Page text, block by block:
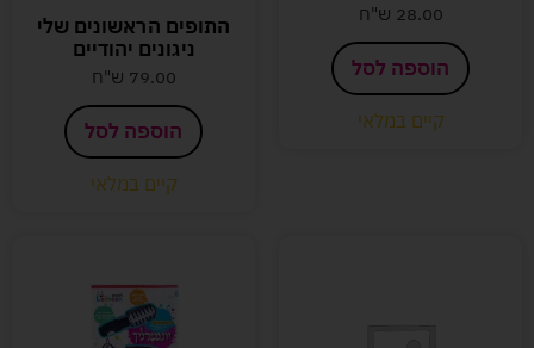
28.00 ש"ח
הוספה לסל
קיים במלאי
התופים הראשונים שלי
ניגונים יהודיים
79.00 ש"ח
הוספה לסל
קיים במלאי